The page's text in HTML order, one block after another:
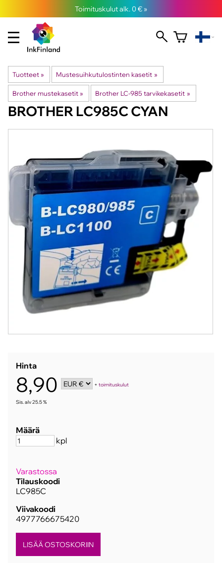
Toimituskulut alk. 0 € »
Tuotteet ‪» Mustesuihkutulostinten kasetit ‪»
Brother mustekasetit ‪» Brother LC-985 tarvikekasetit ‪»
BROTHER LC985C CYAN
Hinta
8,90 +toimituskulut
Sis. alv 25.5 %
Määrä
kpl
Varastossa
Tilauskoodi
LC985C
Viivakoodi
4977766675420